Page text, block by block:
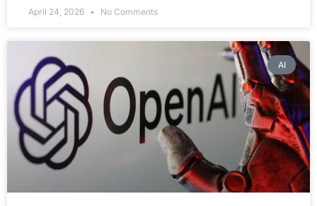
April 24, 2026 No Comments
AI